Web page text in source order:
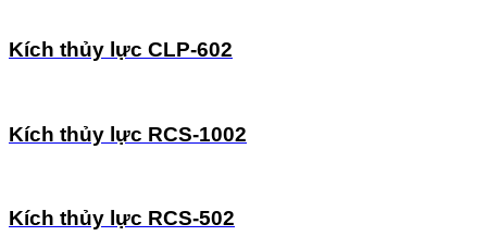
Kích thủy lực CLP-602
Kích thủy lực RCS-1002
Kích thủy lực RCS-502